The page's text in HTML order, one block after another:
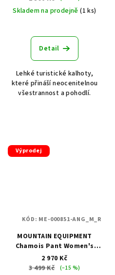
Skladem na prodejně(1 ks)
Detail
Lehké turistické kalhoty,
které přináší neocenitelnou
všestrannost a pohodlí.
Výprodej
MOUNTAIN EQUIPMENT
Chamois Pant Women's
Anvil Grey
2 970 Kč
3 499 Kč
(–15 %)
KÓD: ME-000851-ANG_M_R